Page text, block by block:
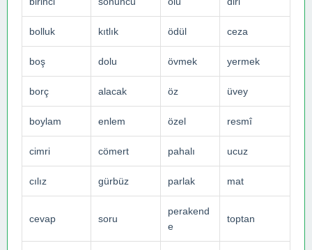
bolluk kıtlık ödül ceza
boş dolu övmek yermek
borç alacak öz üvey
boylam enlem özel resmî
cimri cömert pahalı ucuz
cılız gürbüz parlak mat
cevap soru
perakend
e
toptan